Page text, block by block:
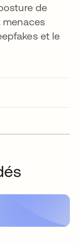
de
menaces
et le